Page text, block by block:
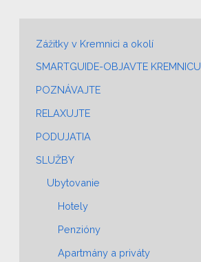
Zážitky v Kremnici a okolí
SMARTGUIDE-OBJAVTE KREMNICU
POZNÁVAJTE
RELAXUJTE
PODUJATIA
SLUŽBY
Ubytovanie
Hotely
Penzióny
Apartmány a priváty